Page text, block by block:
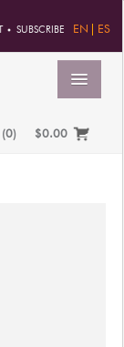
SUBSCRIBE EN ES
(0) $0.00